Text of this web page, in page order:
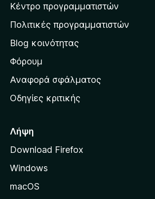
τ
η
α
ρ
χ
κ
σ
λ
ί
Κέντρο προγραμματιστών
Πολιτικές προγραμματιστών
Blog κοινότητας
Φόρουμ
Αναφορά σφάλματος
Οδηγίες κριτικής
Λήψη
Download Firefox
Windows
macOS